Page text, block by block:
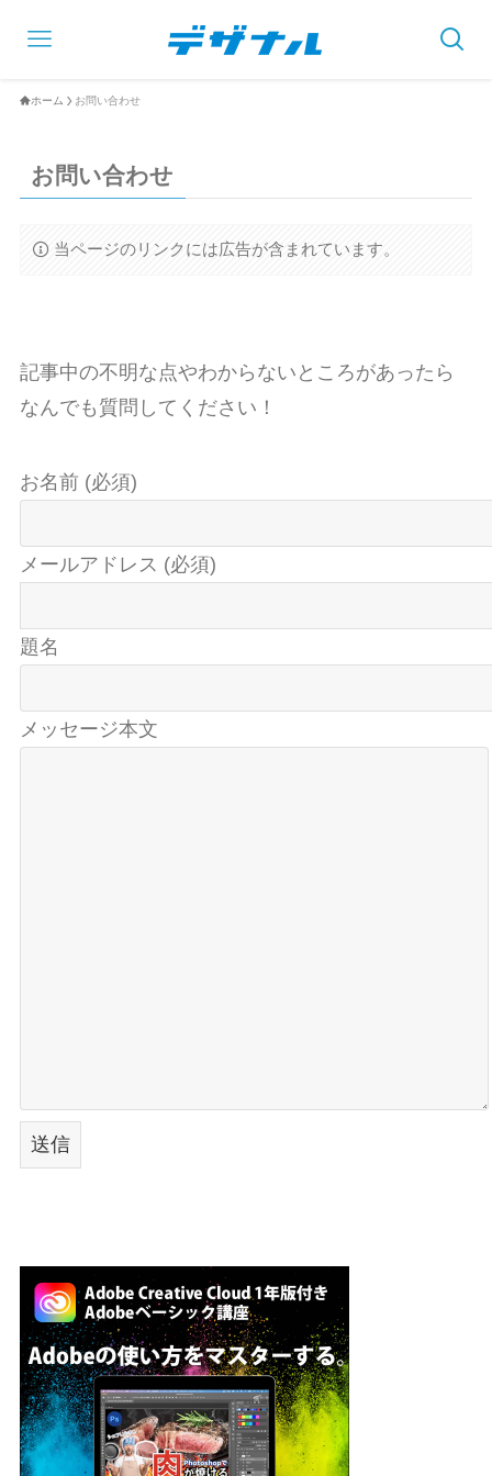
ホーム お問い合わせ
お問い合わせ
当ページのリンクには広告が含まれています。
記事中の不明な点やわからないところがあったら
なんでも質問してください！
お名前 (必須)
メールアドレス (必須)
題名
メッセージ本文